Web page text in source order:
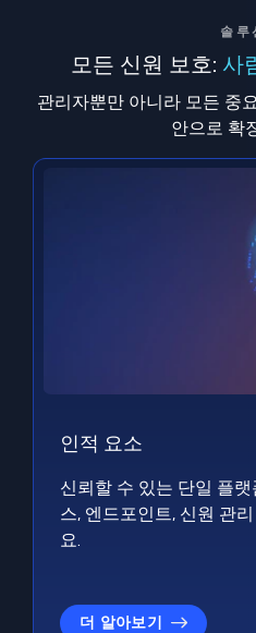
솔루
모든 신원 보호: 사
관리자뿐만 아니라 모든 중
안으로 확
인적 요소
신뢰할 수 있는 단일 플
스, 엔드포인트, 신원 관
요.
더 알아보기